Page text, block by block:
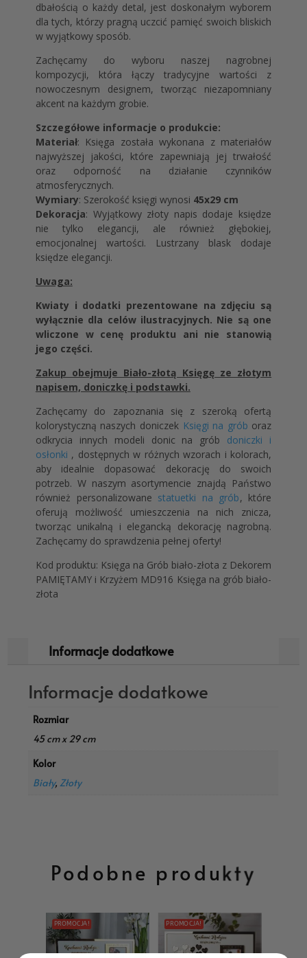
dbałością o każdy detal, jest doskonałym wyborem
dla tych, którzy pragną uczcić pamięć swoich bliskich
w wyjątkowy sposób.
Zachęcamy do wyboru naszej nagrobnej
kompozycji, która łączy tradycyjne wartości z
nowoczesnym designem, tworząc niezapomniany
akcent na każdym grobie.
Szczegółowe informacje o produkcie:
Materiał: Księga została wykonana z materiałów
najwyższej jakości, które zapewniają jej trwałość
oraz odporność na działanie czynników
atmosferycznych.
Wymiary: Szerokość księgi wynosi 45x29 cm
Dekoracja: Wyjątkowy złoty napis dodaje księdze
nie tylko elegancji, ale również głębokiej,
emocjonalnej wartości. Lustrzany blask dodaje
księdze elegancji.
Uwaga:
Kwiaty i dodatki prezentowane na zdjęciu są
wyłącznie dla celów ilustracyjnych. Nie są one
wliczone w cenę produktu ani nie stanowią
jego części.
Zakup obejmuje Biało-złotą Księgę ze złotym
napisem, doniczkę i podstawki.
Zachęcamy do zapoznania się z szeroką ofertą
kolorystyczną naszych doniczek Księgi na grób oraz
odkrycia innych modeli donic na grób doniczki i
osłonki , dostępnych w różnych wzorach i kolorach,
aby idealnie dopasować dekorację do swoich
potrzeb. W naszym asortymencie znajdą Państwo
również personalizowane statuetki na grób, które
oferują możliwość umieszczenia na nich znicza,
tworząc unikalną i elegancką dekorację nagrobną.
Zachęcamy do sprawdzenia pełnej oferty!
Kod produktu: Księga na Grób biało-złota z Dekorem
PAMIĘTAMY i Krzyżem MD916 Księga na grób biało-
złota
Informacje dodatkowe
Informacje dodatkowe
Rozmiar
45 cm x 29 cm
Kolor
Biały,Złoty
Podobne produkty
PROMOCJA! PROMOCJA!